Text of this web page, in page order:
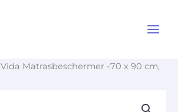
Vida Matrasbeschermer -70 x 90 cm,